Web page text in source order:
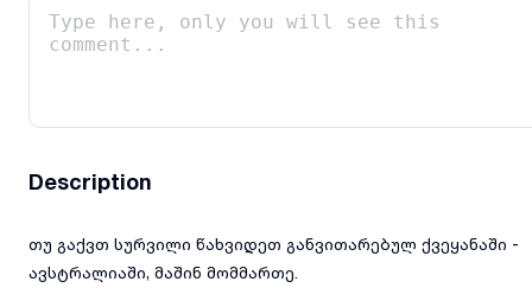
Description
თუ გაქვთ სურვილი წახვიდეთ განვითარებულ ქვეყანაში -
ავსტრალიაში, მაშინ მომმართე.